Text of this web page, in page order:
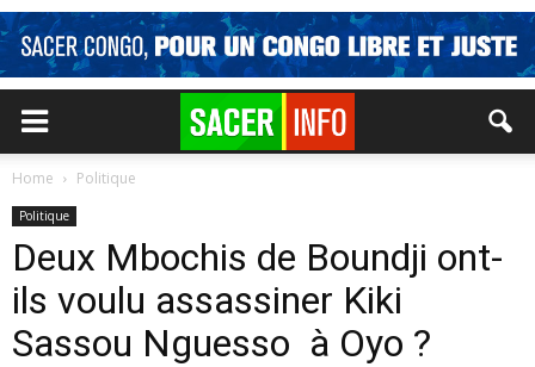
Home Politique
Politique
Deux Mbochis de Boundji ont-
ils voulu assassiner Kiki
Sassou Nguesso à Oyo ?